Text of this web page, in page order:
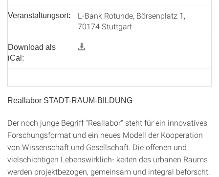
Veranstaltungsort:
L-Bank Rotunde, Börsenplatz 1,
70174 Stuttgart
Download als
iCal:
Reallabor STADT-RAUM-BILDUNG
Der noch junge Begriff "Reallabor" steht für ein innovatives
Forschungsformat und ein neues Modell der Kooperation
von Wissenschaft und Gesellschaft. Die offenen und
vielschichtigen Lebenswirklich- keiten des urbanen Raums
werden projektbezogen, gemeinsam und integral beforscht.